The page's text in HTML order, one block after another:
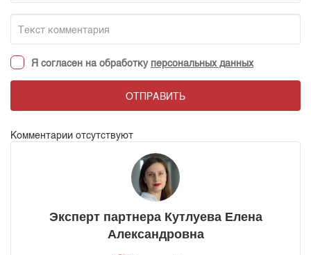
Я согласен на обработку персональных данных
ОТПРАВИТЬ
Комментарии отсутствуют
Эксперт партнера Кутлуева Елена
Александровна